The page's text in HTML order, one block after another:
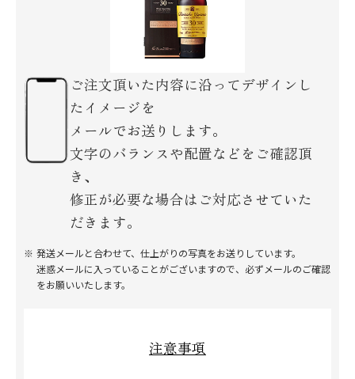
ご注文頂いた内容に沿ってデザインし
たイメージを
メールでお送りします。
文字のバランスや配置などをご確認頂
き、
修正が必要な場合はご対応させていた
だきます。
発送メールと合わせて、仕上がりの写真をお送りしています。
迷惑メールに入っていることがございますので、必ずメールのご確認
をお願いいたします。
注意事項